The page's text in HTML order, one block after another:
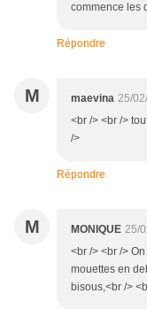
commence les
Répondre
M maevina 25/
<br /> <br />
/>
Répondre
M MONIQUE 25/
<br /> <br />
mouettes en
bisous,<br />